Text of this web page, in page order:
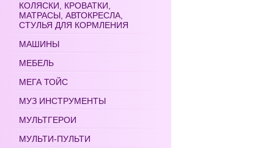
КОЛЯСКИ, КРОВАТКИ,
МАТРАСЫ, АВТОКРЕСЛА,
СТУЛЬЯ ДЛЯ КОРМЛЕНИЯ
МАШИНЫ
МЕБЕЛЬ
МЕГА ТОЙС
МУЗ ИНСТРУМЕНТЫ
МУЛЬТГЕРОИ
МУЛЬТИ-ПУЛЬТИ